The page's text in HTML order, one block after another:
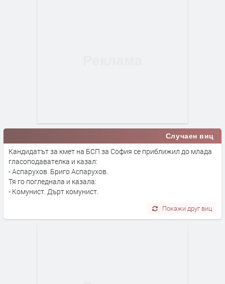
Случаен виц
Кандидатът за кмет на БСП за София се приближил до млада
гласоподавателка и казал:
- Аспарухов. Бриго Аспарухов.
Тя го погледнала и казала:
- Комунист. Дърт комунист.
Покажи друг виц